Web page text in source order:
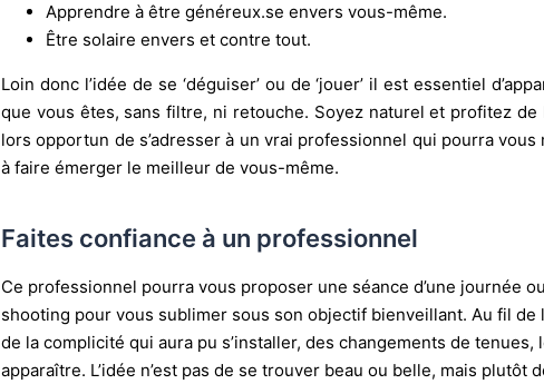
Apprendre à être généreux.se envers vous-même.
Être solaire envers et contre tout.
Loin donc l’idée de se ‘déguiser’ ou de ‘jouer’ il est essentiel
que vous êtes, sans filtre, ni retouche. Soyez naturel et profitez de
lors opportun de s’adresser à un vrai professionnel qui pourra vous
à faire émerger le meilleur de vous-même.
Faites confiance à un professionnel
Ce professionnel pourra vous proposer une séance d’une journée
shooting pour vous sublimer sous son objectif bienveillant. Au fil de
de la complicité qui aura pu s’installer, des changements de tenues,
apparaître. L’idée n’est pas de se trouver beau ou belle, mais plutôt